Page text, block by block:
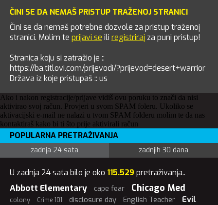
ČINI SE DA NEMAŠ PRISTUP TRAŽENOJ STRANICI
Čini se da nemaš potrebne dozvole za pristup traženoj
stranici. Molim te prijavi se ili registriraj za puni pristup!
Stranica koju si zatražio je ::
https://ba.titlovi.com/prijevodi/?prijevod=desert+warrior
Država iz koje pristupaš :: us
Ako i nakon registracije/prijave vidiš ovu poruku to znači da nisi
aktivirao svoj račun. Provjeri u svom SPAM foleru. Ukoliko se
aktivacijski e-mail ne nalazi u tvom SPAM folderu molim te da nas
kontaktiraš kako bi ti što prije aktivirali račun
POPULARNA PRETRAŽIVANJA
zadnja 24 sata zadnjih 30 dana
U zadnja 24 sata bilo je oko 115.529 pretraživanja..
Abbott Elementary cape fear Chicago Med
colony Crime 101 disclosure day English Teacher
Evil